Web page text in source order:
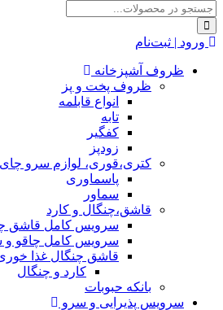
ورود | ثبت‌نام
ظروف آشپزخانه
ظروف پخت و پز
انواع قابلمه
تابه
کفگیر
زودپز
کتری،قوری، لوازم سرو چای
پاسماوری
سماور
قاشق،چنگال و کارد
سرویس کامل قاشق
سرویس کامل چاقو و
قاشق چنگال غذا
کارد و چنگال
بانکه حبوبات
سرویس پذیرایی و سرو